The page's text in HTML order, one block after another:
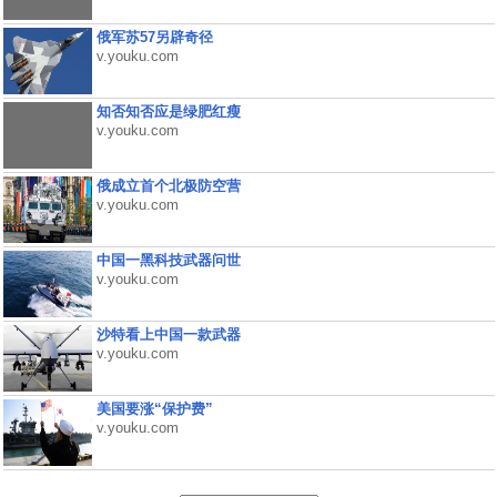
俄军苏57另辟奇径
v.youku.com
知否知否应是绿肥红瘦
v.youku.com
俄成立首个北极防空营
v.youku.com
中国一黑科技武器问世
v.youku.com
沙特看上中国一款武器
v.youku.com
美国要涨“保护费”
v.youku.com